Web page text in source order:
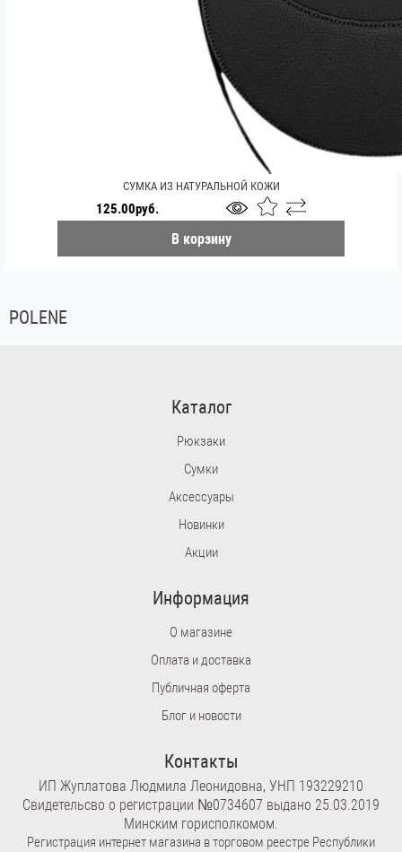
СУМКА ИЗ НАТУРАЛЬНОЙ КОЖИ
125.00руб.
В корзину
POLENE
Каталог
Рюкзаки
Сумки
Аксессуары
Новинки
Акции
Информация
О магазине
Оплата и доставка
Публичная оферта
Блог и новости
Контакты
ИП Жуплатова Людмила Леонидовна, УНП 193229210
Свидетельсво о регистрации №0734607 выдано 25.03.2019
Минским горисполкомом.
Регистрация интернет магазина в торговом реестре Республики